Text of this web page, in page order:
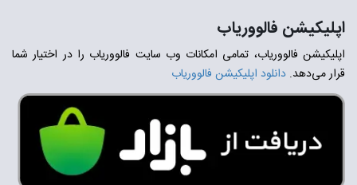
اپلیکیشن فالووریاب
اپلیکیشن فالووریاب، تمامی امکانات وب سایت فالووریاب را در اختیار شما
قرار می‌دهد. دانلود اپلیکیشن فالووریاب